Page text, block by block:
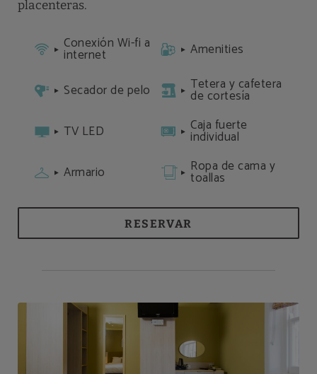
placenteras.
Conexión Wi-fi a
internet Amenities
Secador de pelo Tetera y cafetera
de cortesía
TV LED
Caja fuerte
individual
Armario
Ropa de cama y
toallas
RESERVAR